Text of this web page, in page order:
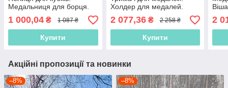
Медальниця для борця.
Медальниця для нагород
1 000,04 ₴ 1 087 ₴
Купити
Холдер для медалей.
Полиця для кубків
2 077,36₴ 2 258 ₴
Купити
для
2
Акційні пропозиції та новинки
–8% –8%